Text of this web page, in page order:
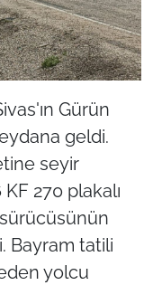
Gürün
geldi.
seyir
270 plakalı
Bayram tatili
yolcu